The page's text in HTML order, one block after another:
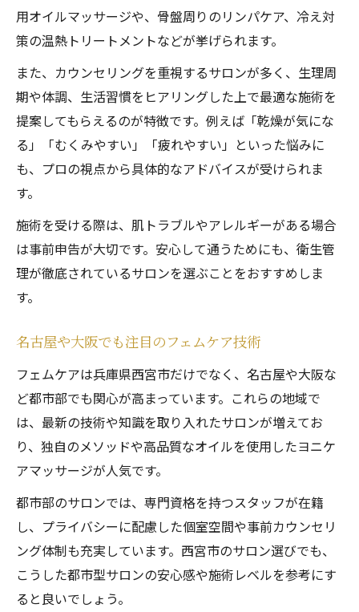
用オイルマッサージや、骨盤周りのリンパケア、冷え対
策の温熱トリートメントなどが挙げられます。
また、カウンセリングを重視するサロンが多く、生理周
期や体調、生活習慣をヒアリングした上で最適な施術を
提案してもらえるのが特徴です。例えば「乾燥が気にな
る」「むくみやすい」「疲れやすい」といった悩みに
も、プロの視点から具体的なアドバイスが受けられま
す。
施術を受ける際は、肌トラブルやアレルギーがある場合
は事前申告が大切です。安心して通うためにも、衛生管
理が徹底されているサロンを選ぶことをおすすめしま
す。
名古屋や大阪でも注目のフェムケア技術
フェムケアは兵庫県西宮市だけでなく、名古屋や大阪な
ど都市部でも関心が高まっています。これらの地域で
は、最新の技術や知識を取り入れたサロンが増えてお
り、独自のメソッドや高品質なオイルを使用したヨニケ
アマッサージが人気です。
都市部のサロンでは、専門資格を持つスタッフが在籍
し、プライバシーに配慮した個室空間や事前カウンセリ
ング体制も充実しています。西宮市のサロン選びでも、
こうした都市型サロンの安心感や施術レベルを参考にす
ると良いでしょう。